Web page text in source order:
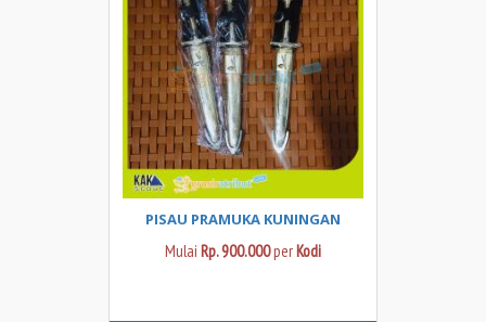
PISAU PRAMUKA KUNINGAN
Mulai Rp.900.000perKodi